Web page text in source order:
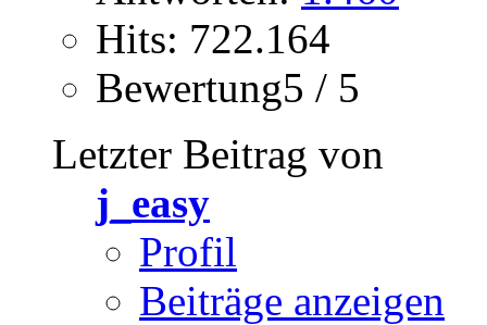
Hits: 722.164
Bewertung5 / 5
Letzter Beitrag von
j_easy
Profil
Beiträge anzeigen